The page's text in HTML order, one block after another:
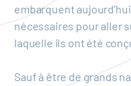
embarquent
nécessaires pour aller
laquelle ils ont été
Sauf à être de grands